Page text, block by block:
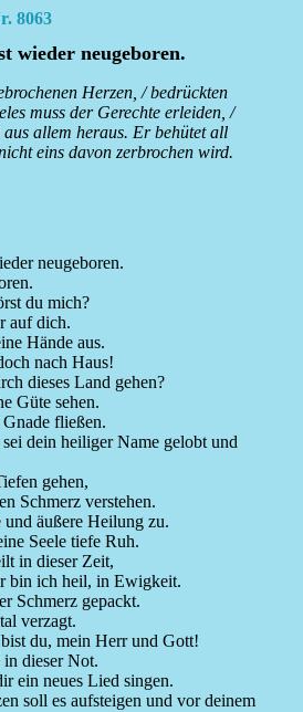
8063
wieder neugeboren.
Herzen, / bedrückten
muss der Gerechte erleiden, /
allem heraus. Er behütet all
eins davon zerbrochen wird.
neugeboren.
du mich?
auf dich.
Hände aus.
nach Haus!
dieses Land gehen?
Güte sehen.
fließen.
dein heiliger Name gelobt und
gehen,
Schmerz verstehen.
und äußere Heilung zu.
Seele tiefe Ruh.
in dieser Zeit,
bin ich heil, in Ewigkeit.
Schmerz gepackt.
verzagt.
du, mein Herr und Gott!
in dieser Not.
ein neues Lied singen.
soll es aufsteigen und vor deinem